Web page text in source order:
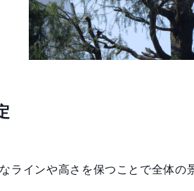
ラインや高さを保つことで全体の